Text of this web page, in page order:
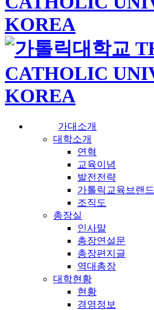
가대소개
대학소개
연혁
교육이념
발전전략
가톨릭교육브랜드
조직도
총장실
인사말
총장연설문
총장편지글
역대총장
대학현황
현황
경영정보